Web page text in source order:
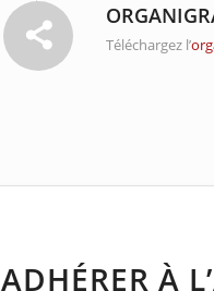
Téléchargez l’
ADHÉRER À